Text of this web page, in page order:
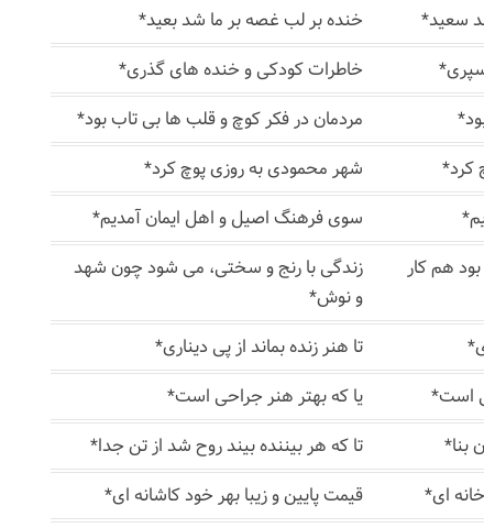
سعید*
خنده بر لب غصه بر ما شد بعید*
خاطرات کودکی و خنده های گذری*
مردمان در فکر کوچ و قلب ها بی تاب بود*
کرد*
شهر محمودی به روزی پوچ کرد*
سوی فرهنگ اصیل و اهل ایمان آمدیم*
هم کار
زندگی با رنج و سختی، می شود چون شهد
و نوش*
تا هنر زنده بماند از پی دیناری*
است*
یا که بهتر هنر جراحی است*
بنا*
تا که هر بیننده بیند روح شد از تن جدا*
ای*
قیمت پایین و زیبا بهر خود کاشانه ای*
. إِنَّا لِلّهِ وَإِنَّـا
إِنَّا لِلّهِ
. به سلامتی و میمنت
. امروز یکشنبه ۳ تیرماه ۱۴۰۳ ساعت ۵ عصر مراسم تودی
گفتگوی زنده با آقای بهرام احراری (
. تبریک فراوان به خالد
. دست‌هایتان را به
تبریک
. پروژه های در حال انجام دارالقرآن نور
.